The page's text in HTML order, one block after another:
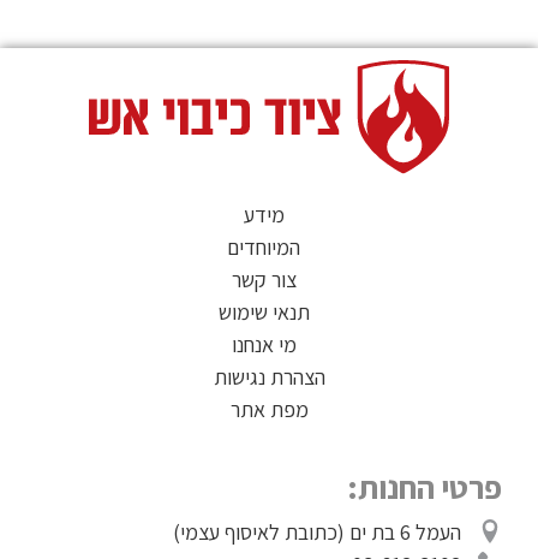
מידע
המיוחדים
צור קשר
תנאי שימוש
מי אנחנו
הצהרת נגישות
מפת אתר
פרטי החנות:
העמל 6 בת ים (כתובת לאיסוף עצמי)